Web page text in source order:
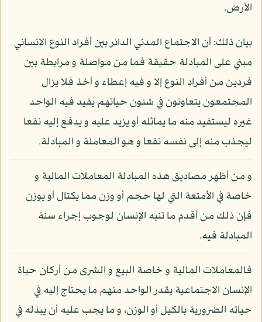
الأرض.
بيان ذلك: أن الاجتماع المدني الدائر بين أفراد النوع الإنساني
مبني على المبادلة حقيقة فما من مواصلة و مرابطة بين
فردين من أفراد النوع إلا و فيه إعطاء و أخذ فلا يزال
المجتمعون يتعاونون في شئون حياتهم يفيد فيه الواحد
غيره ليستفيد منه ما يماثله أو يزيد عليه و يدفع إليه نفعا
ليجذب منه إلى نفسه نفعا و هو المعاملة و المبادلة.
و من أظهر مصاديق هذه المبادلة المعاملات المالية و
خاصة في الأمتعة التي لها حجم أو وزن مما يكتال أو يوزن
فإن ذلك من أقدم ما تنبه الإنسان لوجوب إجراء سنة
المبادلة فيه.
فالمعاملات المالية و خاصة البيع و الشرى من أركان حياة
الإنسان الاجتماعية يقدر الواحد منهم ما يحتاج إليه في
حياته الضرورية بالكيل أو الوزن، و ما يجب عليه أن يبذله في